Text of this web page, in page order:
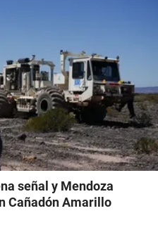
señal y Mendoza
Cañadón Amarillo